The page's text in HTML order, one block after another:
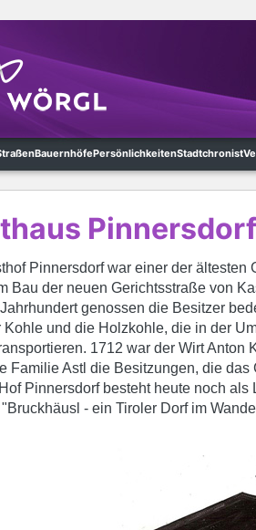
BauernhöfePersönlichkeitenStadtchronist
Pinnersdorf
Pinnersdorf war einer der
Bau der neuen Gerichtsstraße von
genossen die Besitzer
Kohle und die Holzkohle, die in der
1712 war der Wirt Anton
Familie Astl die Besitzungen, die
Pinnersdorf besteht heute noch
- ein Tiroler Dorf im